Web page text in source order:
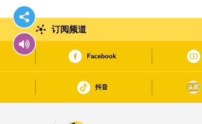
订阅频道
Facebook
抖音